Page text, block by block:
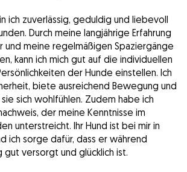
ich zuverlässig, geduldig und liebevoll
Durch meine langjährige Erfahrung
und meine regelmäßigen Spaziergänge
kann ich mich gut auf die individuellen
der Hunde einstellen. Ich
biete ausreichend Bewegung und
sich wohlfühlen. Zudem habe ich
der meine Kenntnisse im
unterstreicht. Ihr Hund ist bei mir in
ich sorge dafür, dass er während
gut versorgt und glücklich ist.